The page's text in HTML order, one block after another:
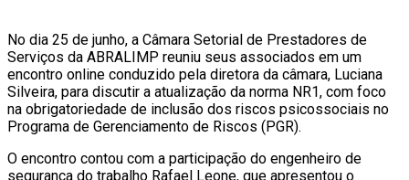
No dia 25 de junho, a Câmara Setorial de Prestadores de
Serviços da ABRALIMP reuniu seus associados em um
encontro online conduzido pela diretora da câmara, Luciana
Silveira, para discutir a atualização da norma NR1, com foco
na obrigatoriedade de inclusão dos riscos psicossociais no
Programa de Gerenciamento de Riscos (PGR).
O encontro contou com a participação do engenheiro de
segurança do trabalho Rafael Leone, que apresentou o